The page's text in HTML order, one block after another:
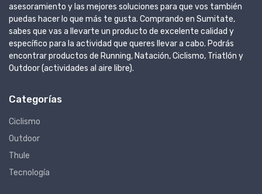
asesoramiento y las mejores soluciones para que vos también
puedas hacer lo que más te gusta. Comprando en Sumitate,
sabes que vas a llevarte un producto de excelente calidad y
específico para la actividad que queres llevar a cabo. Podrás
encontrar productos de Running, Natación, Ciclismo, Triatlón y
Outdoor (actividades al aire libre).
Categorías
Ciclismo
Outdoor
Thule
Tecnología